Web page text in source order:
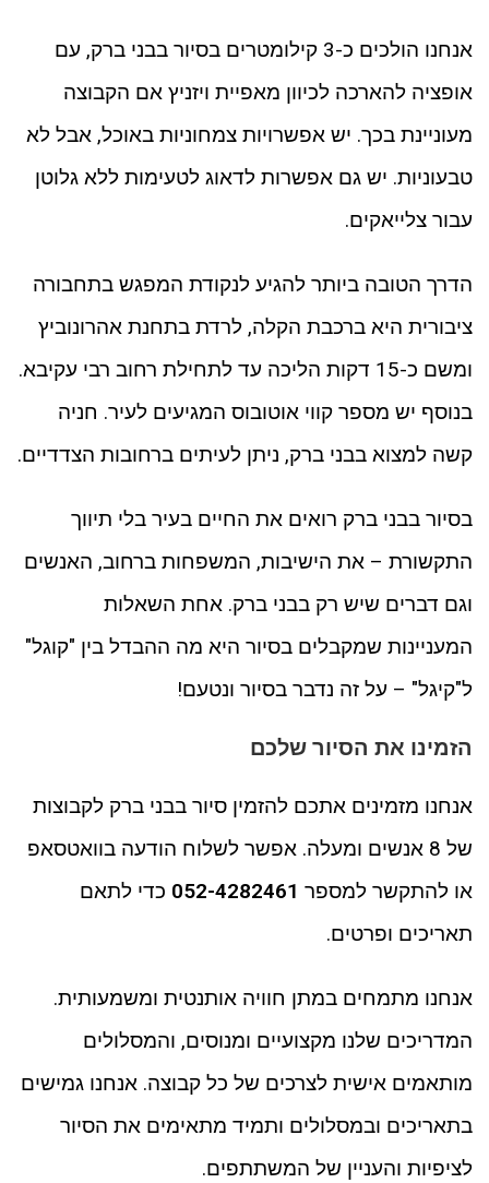
אנחנו הולכים כ-3 קילומטרים בסיור בבני ברק, עם
אופציה להארכה לכיוון מאפיית ויזניץ אם הקבוצה
מעוניינת בכך. יש אפשרויות צמחוניות באוכל, אבל לא
טבעוניות. יש גם אפשרות לדאוג לטעימות ללא גלוטן
עבור צלייאקים.
הדרך הטובה ביותר להגיע לנקודת המפגש בתחבורה
ציבורית היא ברכבת הקלה, לרדת בתחנת אהרונוביץ
ומשם כ-15 דקות הליכה עד לתחילת רחוב רבי עקיבא.
בנוסף יש מספר קווי אוטובוס המגיעים לעיר. חניה
קשה למצוא בבני ברק, ניתן לעיתים ברחובות הצדדיים.
בסיור בבני ברק רואים את החיים בעיר בלי תיווך
התקשורת – את הישיבות, המשפחות ברחוב, האנשים
וגם דברים שיש רק בבני ברק. אחת השאלות
המעניינות שמקבלים בסיור היא מה ההבדל בין "קוגל"
ל"קיגל" – על זה נדבר בסיור ונטעם!
הזמינו את הסיור שלכם
אנחנו מזמינים אתכם להזמין סיור בבני ברק לקבוצות
של 8 אנשים ומעלה. אפשר לשלוח הודעה בוואטסאפ
או להתקשר למספר 052-4282461 כדי לתאם
תאריכים ופרטים.
אנחנו מתמחים במתן חוויה אותנטית ומשמעותית.
המדריכים שלנו מקצועיים ומנוסים, והמסלולים
מותאמים אישית לצרכים של כל קבוצה. אנחנו גמישים
בתאריכים ובמסלולים ותמיד מתאימים את הסיור
לציפיות והעניין של המשתתפים.